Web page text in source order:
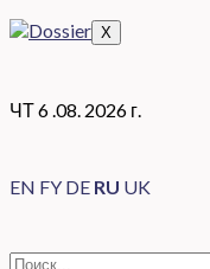
X
ЧТ 6 .08. 2026 г.
EN FY DE RU UK